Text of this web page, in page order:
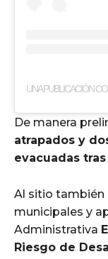
De manera
atrapados y
evacuadas
Al sitio también
municipales y
Administrativa
Riesgo de